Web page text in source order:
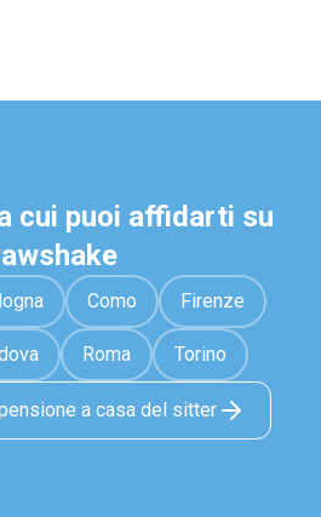
cui puoi affidarti su
Como Firenze
Roma Torino
a casa del sitter